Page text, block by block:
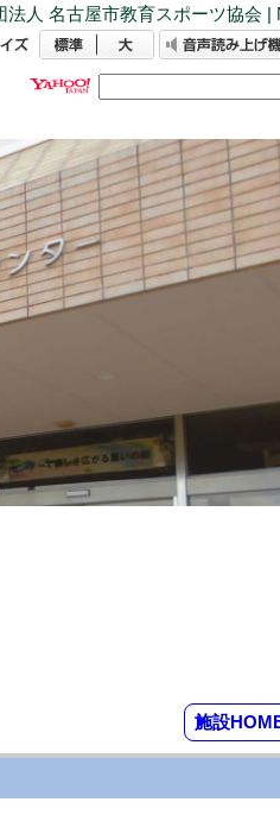
法人 名古屋市教育スポーツ協会 |
施設